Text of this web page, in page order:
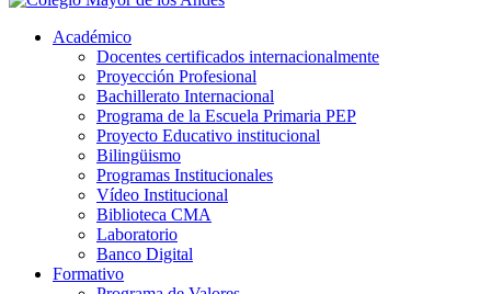
Académico
Docentes certificados internacionalmente
Proyección Profesional
Bachillerato Internacional
Programa de la Escuela Primaria PEP
Proyecto Educativo institucional
Bilingüismo
Programas Institucionales
Vídeo Institucional
Biblioteca CMA
Laboratorio
Banco Digital
Formativo